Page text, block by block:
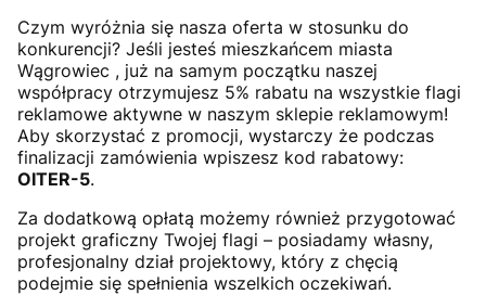
Czym wyróżnia się nasza oferta w stosunku do
konkurencji? Jeśli jesteś mieszkańcem miasta
Wągrowiec , już na samym początku naszej
współpracy otrzymujesz 5% rabatu na wszystkie flagi
reklamowe aktywne w naszym sklepie reklamowym!
Aby skorzystać z promocji, wystarczy że podczas
finalizacji zamówienia wpiszesz kod rabatowy:
OITER-5.
Za dodatkową opłatą możemy również przygotować
projekt graficzny Twojej flagi – posiadamy własny,
profesjonalny dział projektowy, który z chęcią
podejmie się spełnienia wszelkich oczekiwań.